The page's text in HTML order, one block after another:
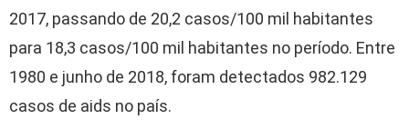
2017, passando de 20,2 casos/100 mil habitantes
para 18,3 casos/100 mil habitantes no período. Entre
1980 e junho de 2018, foram detectados 982.129
casos de aids no país.